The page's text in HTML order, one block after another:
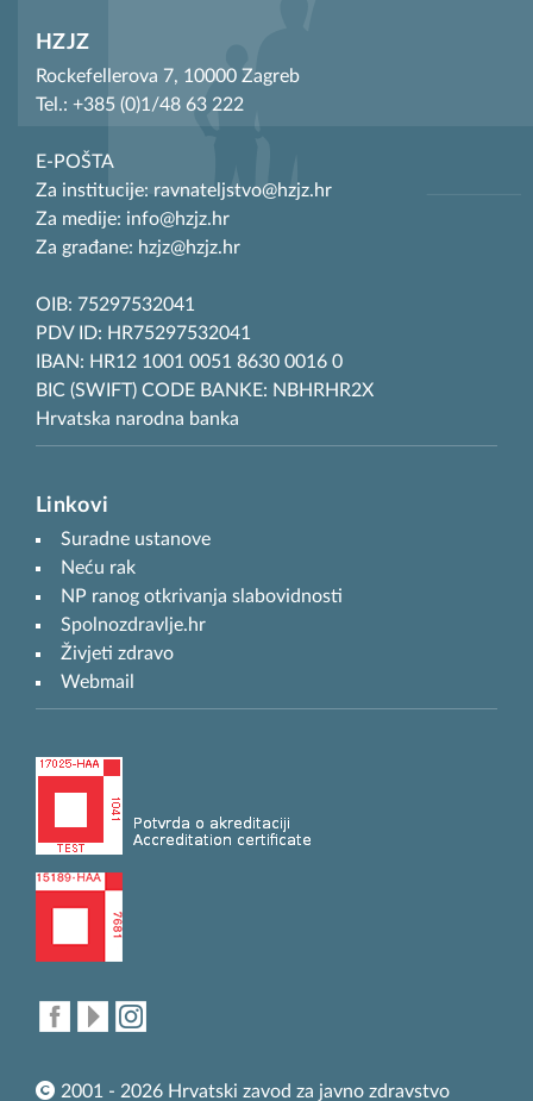
HZJZ
Rockefellerova 7, 10000 Zagreb
Tel.: +385 (0)1/48 63 222
E-POŠTA
Za institucije: ravnateljstvo@hzjz.hr
Za medije: info@hzjz.hr
Za građane: hzjz@hzjz.hr
OIB: 75297532041
PDV ID: HR75297532041
IBAN: HR12 1001 0051 8630 0016 0
BIC (SWIFT) CODE BANKE: NBHRHR2X
Hrvatska narodna banka
Linkovi
Suradne ustanove
Neću rak
NP ranog otkrivanja slabovidnosti
Spolnozdravlje.hr
Živjeti zdravo
Webmail
2001 - 2026 Hrvatski zavod za javno zdravstvo